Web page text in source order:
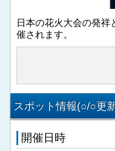
日本の花火大会の発
催されます。
スポット情報(○/○更
開催日時